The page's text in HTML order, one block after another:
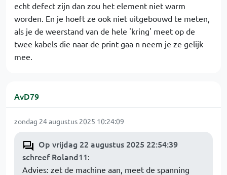
echt defect zijn dan zou het element niet warm
worden. En je hoeft ze ook niet uitgebouwd te meten,
als je de weerstand van de hele 'kring' meet op de
twee kabels die naar de print gaa n neem je ze gelijk
mee.
AvD79
zondag 24 augustus 2025 10:24:09
Op vrijdag 22 augustus 2025 22:54:39
schreef Roland11:
Advies: zet de machine aan, meet de spanning